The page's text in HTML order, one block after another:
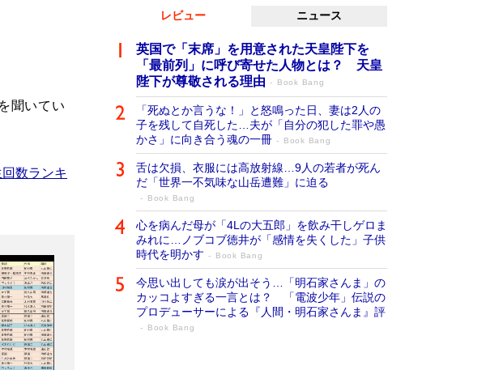
聞いてい
数ランキ
レビュー ニュース
英国で「末席」を用意された天皇陛下を
「最前列」に呼び寄せた人物とは？ 天皇
陛下が尊敬される理由
Book Bang
「死ぬとか言うな！」と怒鳴った日、妻は2人の
子を残して自死した…夫が「自分の犯した罪や愚
かさ」に向き合う魂の一冊
Book Bang
舌は欠損、衣服には高放射線…9人の若者が死ん
だ「世界一不気味な山岳遭難」に迫る
Book Bang
心を病んだ母が「4Lの大五郎」を飲み干しゲロま
みれに…ノブコブ徳井が「感情を失くした」子供
時代を明かす
Book Bang
今思い出しても涙が出そう…「明石家さんま」の
カッコよすぎる一言とは？ 「電波少年」伝説の
プロデューサーによる『人間・明石家さんま』評
Book Bang